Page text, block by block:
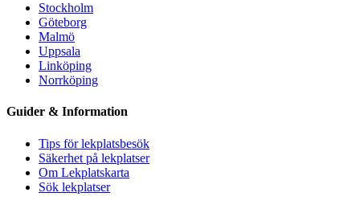
Stockholm
Göteborg
Malmö
Uppsala
Linköping
Norrköping
Guider & Information
Tips för lekplatsbesök
Säkerhet på lekplatser
Om Lekplatskarta
Sök lekplatser